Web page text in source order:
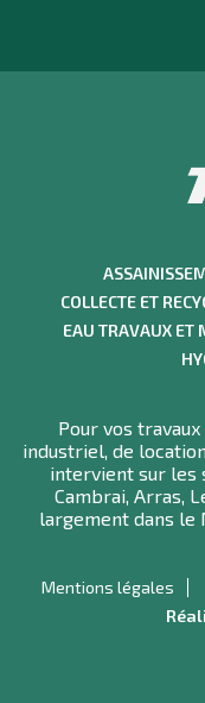
COLLECTE ET
EAU TRAVAUX ET
Pour vos
industriel, de
intervient sur les
Cambrai, Arras,
largement dans le
Mentions légales